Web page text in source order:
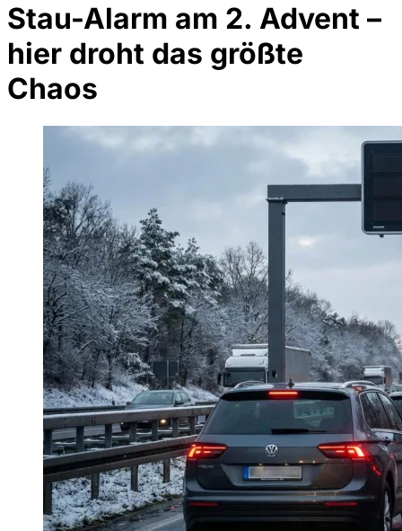
Stau-Alarm am 2. Advent –
hier droht das größte
Chaos